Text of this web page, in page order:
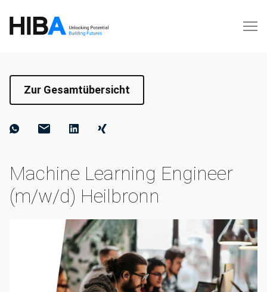
Zur Gesamtübersicht
Machine Learning Engineer
(m/w/d) Heilbronn